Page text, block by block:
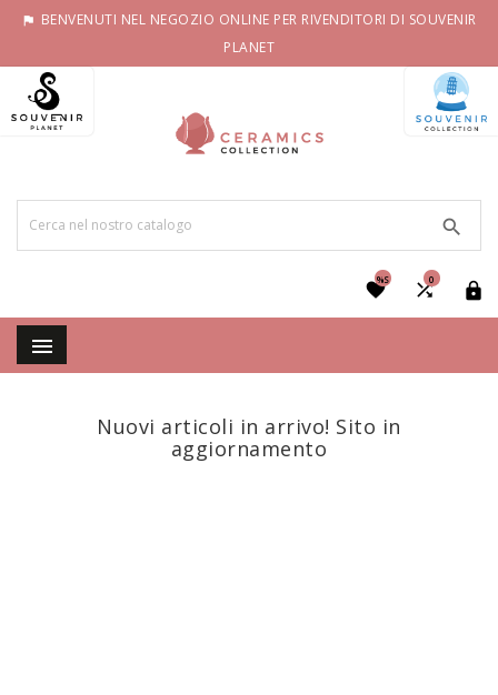

BENVENUTI NEL NEGOZIO ONLINE PER RIVENDITORI DI SOUVENIR
PLANET



0

%S

Nuovi articoli in arrivo! Sito in
aggiornamento